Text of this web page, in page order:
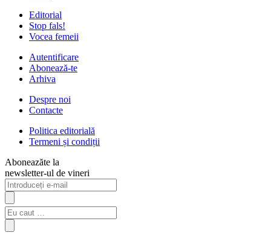
Editorial
Stop fals!
Vocea femeii
Autentificare
Abonează-te
Arhiva
Despre noi
Contacte
Politica editorială
Termeni și condiții
Aboneazăte la
newsletter-ul de vineri